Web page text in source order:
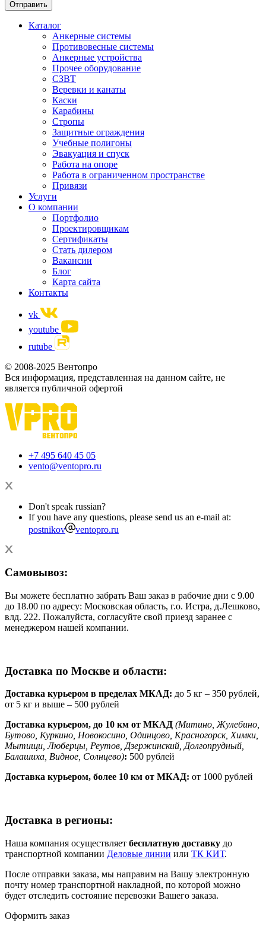
Каталог
Анкерные системы
Противовесные системы
Анкерные устройства
Прочее оборудование
СЗВТ
Веревки и канаты
Каски
Карабины
Стропы
Защитные ограждения
Учебные полигоны
Эвакуация и спуск
Работа на опоре
Работа в ограниченном пространстве
Привязи
Услуги
О компании
Портфолио
Проектировщикам
Сертификаты
Стать дилером
Вакансии
Блог
Карта сайта
Контакты
vk
youtube
rutube
© 2008-2025 Вентопро
Вся информация, представленная на данном сайте, не
является публичной офертой
+7 495 640 45 05
vento@ventopro.ru
Don't speak russian?
If you have any questions, please send us an e-mail at:
postnikov
ventopro.ru
Самовывоз:
Вы можете бесплатно забрать Ваш заказ в рабочие дни с 9.00
до 18.00 по адресу: Московская область, г.о. Истра, д.Лешково,
влд. 222. Пожалуйста, согласуйте свой приезд заранее с
менеджером нашей компании.
Доставка по Москве и области:
Доставка курьером в пределах МКАД: до 5 кг – 350 рублей,
от 5 кг и выше – 500 рублей
Доставка курьером, до 10 км от МКАД (Митино, Жулебино,
Бутово, Куркино, Новокосино, Одинцово, Красногорск, Химки,
Мытищи, Люберцы, Реутов, Дзержинский, Долгопрудный,
Балашиха, Видное, Солнцево): 500 рублей
Доставка курьером, более 10 км от МКАД: от 1000 рублей
Доставка в регионы:
Наша компания осуществляет бесплатную доставку до
транспортной компании Деловые линии или ТК КИТ.
После отправки заказа, мы направим на Вашу электронную
почту номер транспортной накладной, по которой можно
будет отследить состояние перевозки Вашего заказа.
Оформить заказ